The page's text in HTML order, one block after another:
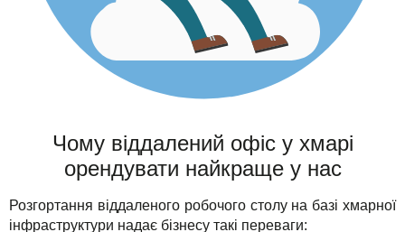
Чому віддалений офіс у хмарі
орендувати найкраще у нас
Розгортання віддаленого робочого столу на базі хмарної
інфраструктури надає бізнесу такі переваги: